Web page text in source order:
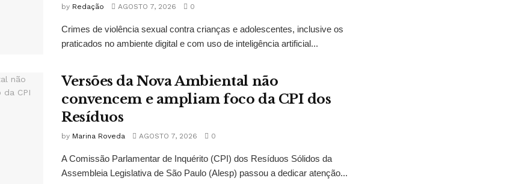
by Redação AGOSTO 7, 2026 0
Crimes de violência sexual contra crianças e adolescentes, inclusive os
praticados no ambiente digital e com uso de inteligência artificial...
Versões da Nova Ambiental não
convencem e ampliam foco da CPI dos
Resíduos
by Marina Roveda AGOSTO 7, 2026 0
A Comissão Parlamentar de Inquérito (CPI) dos Resíduos Sólidos da
Assembleia Legislativa de São Paulo (Alesp) passou a dedicar atenção...